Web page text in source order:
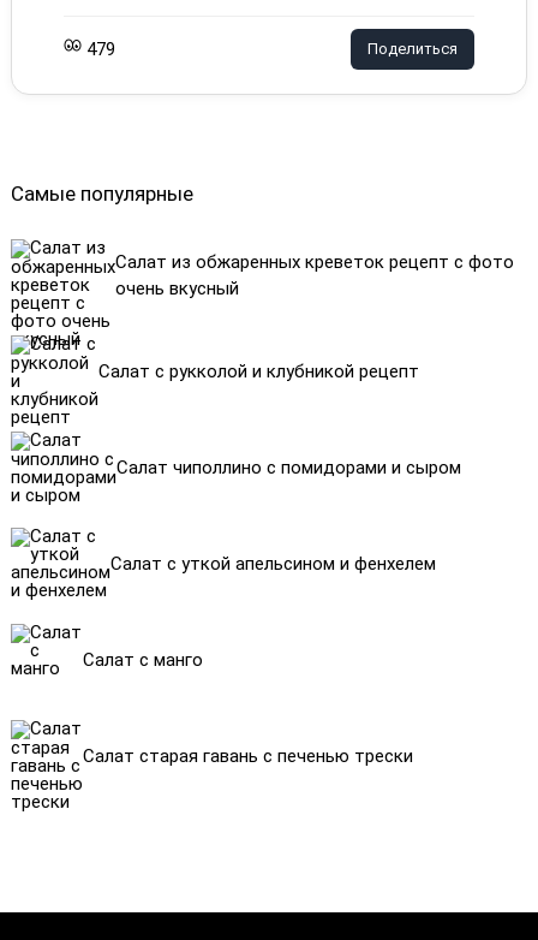
Самые популярные
Салат из обжаренных креветок рецепт с фото
очень вкусный
Салат с рукколой и клубникой рецепт
Салат чиполлино с помидорами и сыром
Салат с уткой апельсином и фенхелем
Салат с манго
Салат старая гавань с печенью трески
479 Поделиться